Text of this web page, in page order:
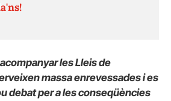
les Lleis de
massa enrevessades i es
debat per a les conseqüències